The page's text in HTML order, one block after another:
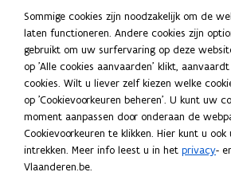
e
n
v
a
n
g
e
g
e
e
n
v
a
n
g
e
g
e
G
e
m
e
e
n
s
c
h
G
e
m
e
e
n
s
c
h
n
i
e
u
w
v
e
r
l
e
m
b
o
r
EPC-regelgeving
EPC-wegwijzer
EPC Overzicht voor de burger
Software
Energieprestatiedatabank
Sommige cookies zijn noodzakelijk om de
laten functioneren. Andere cookies zijn
gebruikt om uw surfervaring op deze
op 'Alle cookies aanvaarden' klikt,
cookies. Wilt u liever zelf kiezen welke
op 'Cookievoorkeuren beheren'. U kunt uw
moment aanpassen door onderaan de
Cookievoorkeuren te klikken. Hier kunt u
intrekken. Meer info leest u in het privacy-
Vlaanderen.be.